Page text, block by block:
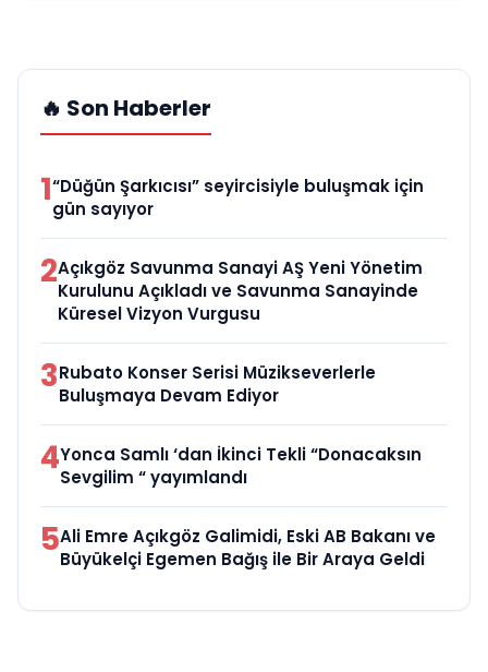
🔥 Son Haberler
1“Düğün Şarkıcısı” seyircisiyle buluşmak için
gün sayıyor
2Açıkgöz Savunma Sanayi AŞ Yeni Yönetim
Kurulunu Açıkladı ve Savunma Sanayinde
Küresel Vizyon Vurgusu
3Rubato Konser Serisi Müzikseverlerle
Buluşmaya Devam Ediyor
4Yonca Samlı ‘dan İkinci Tekli “Donacaksın
Sevgilim “ yayımlandı
5Ali Emre Açıkgöz Galimidi, Eski AB Bakanı ve
Büyükelçi Egemen Bağış ile Bir Araya Geldi